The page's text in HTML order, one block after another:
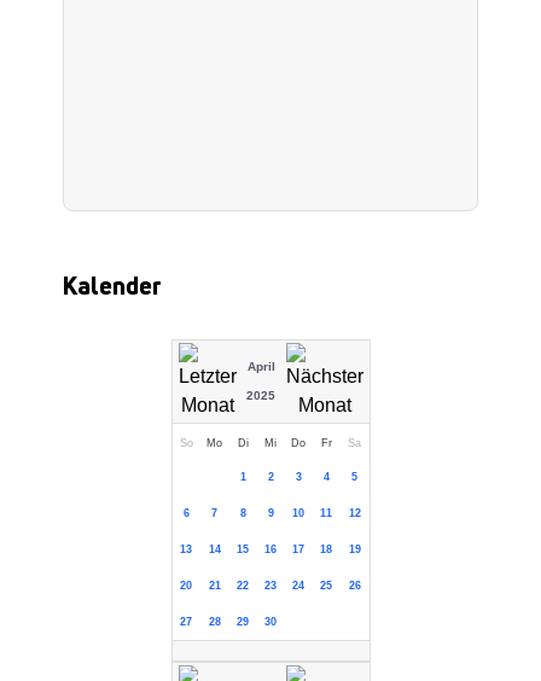
Kalender
April
2025
So Mo Di Mi Do Fr Sa
1 2 3 4 5
6 7 8 9 10 11 12
13 14 15 16 17 18 19
20 21 22 23 24 25 26
27 28 29 30